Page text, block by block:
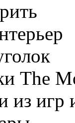
The
из игр